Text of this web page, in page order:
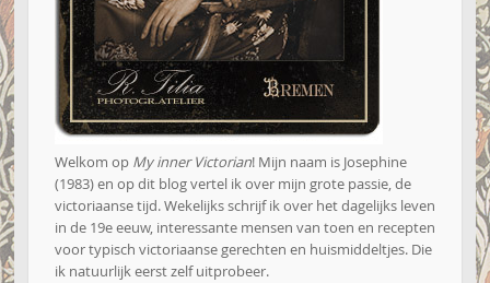
Welkom op My inner Victorian! Mijn naam is Josephine
(1983) en op dit blog vertel ik over mijn grote passie, de
victoriaanse tijd. Wekelijks schrijf ik over het dagelijks leven
in de 19e eeuw, interessante mensen van toen en recepten
voor typisch victoriaanse gerechten en huismiddeltjes. Die
ik natuurlijk eerst zelf uitprobeer.